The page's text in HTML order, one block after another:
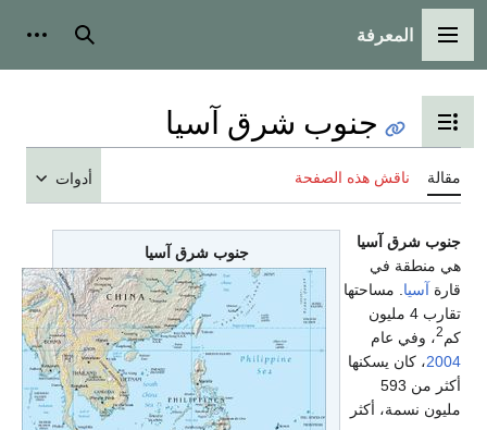
القائمة الرئيسية
المعرفة بحث
تبديل عرض جدول المحتويات
جنوب شرق آسيا
مقالة ناقش هذه الصفحة أدوات
جنوب شرق آسيا
جنوب شرق آسيا
هي منطقة في
قارة آسيا . مساحتها
تقارب 4 مليون
كم 2، وفي عام
2004، كان يسكنها
أكثر من 593
مليون نسمة، أكثر